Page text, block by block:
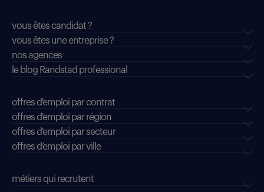
vous êtes candidat ?
vous êtes une entreprise ?
nos agences
le blog Randstad professional
offres d'emploi par contrat
offres d'emploi par région
offres d'emploi par secteur
offres d’emploi par ville
métiers qui recrutent